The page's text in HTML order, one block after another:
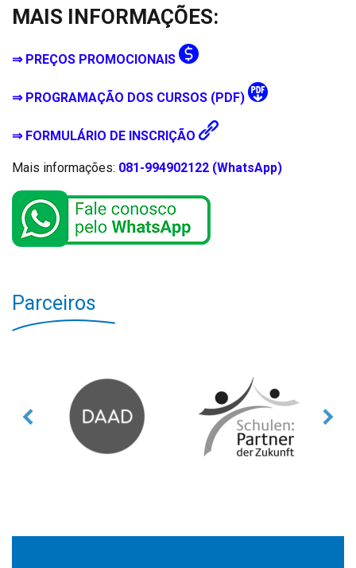
MAIS INFORMAÇÕES:
⇒ PREÇOS PROMOCIONAIS
⇒ PROGRAMAÇÃO DOS CURSOS (PDF)
⇒ FORMULÁRIO DE INSCRIÇÃO
Mais informações: 081-994902122 (WhatsApp)
Parceiros